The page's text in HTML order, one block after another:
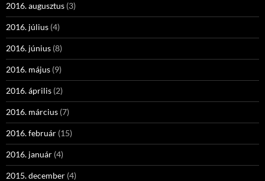
2016. augusztus (3)
2016. július (4)
2016. június (8)
2016. május (9)
2016. április (2)
2016. március (7)
2016. február (15)
2016. január (4)
2015. december (4)